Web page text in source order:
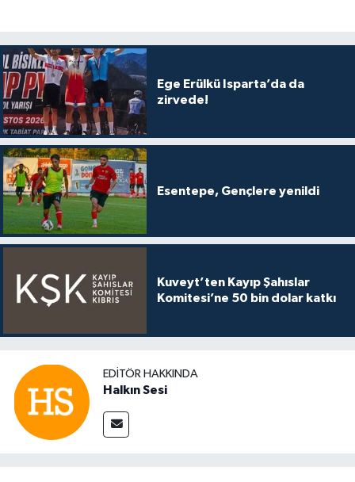
Ege Erülkü Isparta’da da
zirvede!
Esentepe, Gençlere yenildi
Kuveyt’ten Kayıp Şahıslar
Komitesi’ne 50 bin dolar katkı
EDITÖR HAKKINDA
Halkın Sesi